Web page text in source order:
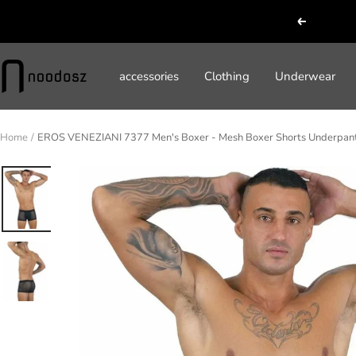
Previous
accessories Clothing Underwear
noodosz
Home EROS VENEZIANI 7377 Men's Boxer - Mesh Boxer Shorts